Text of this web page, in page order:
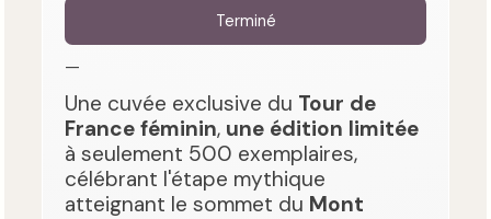
Terminé
—
Une cuvée exclusive du Tour de
France féminin, une édition limitée
à seulement 500 exemplaires,
célébrant l'étape mythique
atteignant le sommet du Mont